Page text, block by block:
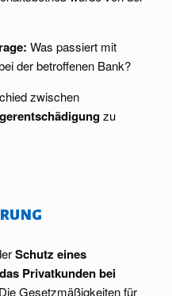
Was passiert mit
der betroffenen Bank?
zwischen
zu
Schutz eines
Privatkunden bei
Gesetzmäßigkeiten für